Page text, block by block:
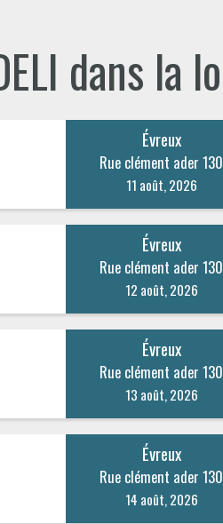
dans la
Évreux
Rue clément ader 130
11 août, 2026
Évreux
Rue clément ader 130
12 août, 2026
Évreux
Rue clément ader 130
13 août, 2026
Évreux
Rue clément ader 130
14 août, 2026